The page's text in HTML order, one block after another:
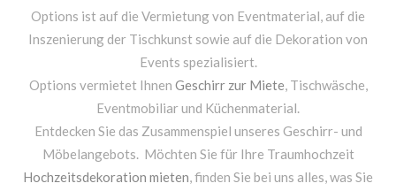
Options ist auf die Vermietung von Eventmaterial, auf die
Inszenierung der Tischkunst sowie auf die Dekoration von
Events spezialisiert.
Options vermietet Ihnen Geschirr zur Miete, Tischwäsche,
Eventmobiliar und Küchenmaterial.
Entdecken Sie das Zusammenspiel unseres Geschirr- und
Möbelangebots. Möchten Sie für Ihre Traumhochzeit
Hochzeitsdekoration mieten, finden Sie bei uns alles, was Sie